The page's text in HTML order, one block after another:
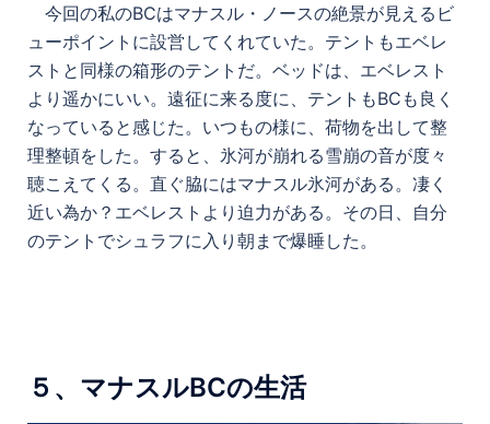
今回の私のBCはマナスル・ノースの絶景が見えるビ
ューポイントに設営してくれていた。テントもエベレ
ストと同様の箱形のテントだ。ベッドは、エベレスト
より遥かにいい。遠征に来る度に、テントもBCも良く
なっていると感じた。いつもの様に、荷物を出して整
理整頓をした。すると、氷河が崩れる雪崩の音が度々
聴こえてくる。直ぐ脇にはマナスル氷河がある。凄く
近い為か？エベレストより迫力がある。その日、自分
のテントでシュラフに入り朝まで爆睡した。
５、マナスルBCの生活